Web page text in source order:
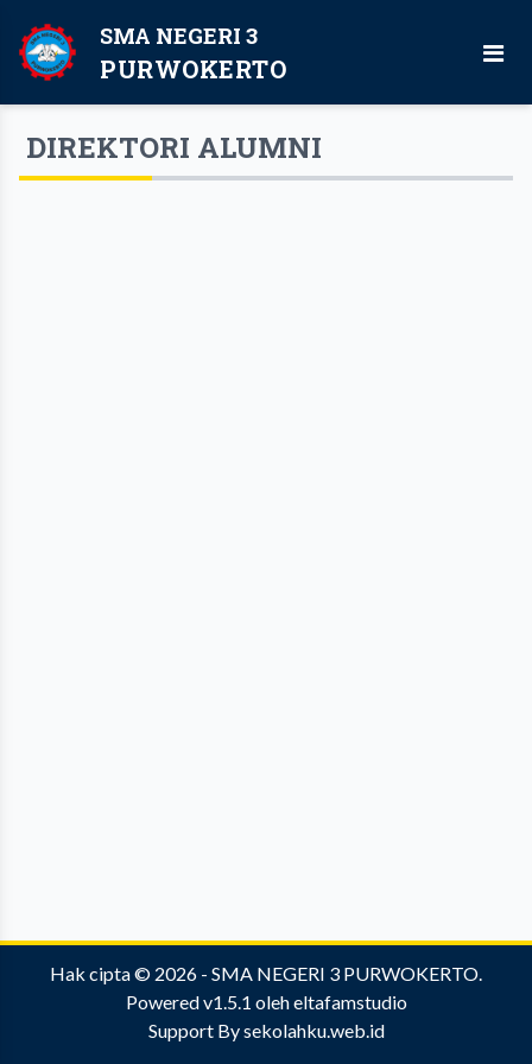
SMA NEGERI 3
PURWOKERTO
DIREKTORI ALUMNI
Hak cipta © 2026 - SMA NEGERI 3 PURWOKERTO.
Powered v1.5.1 oleheltafamstudio
Support Bysekolahku.web.id